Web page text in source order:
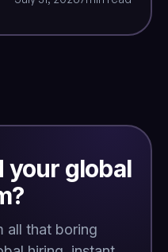
your global
all that boring